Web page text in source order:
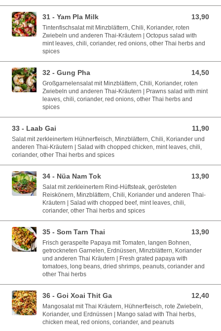
31 - Yam Pla Milk 13,90
13,90 EUR
Tintenfischsalat mit Minzblättern, Chili, Koriander, roten
Zwiebeln und anderen Thai-Kräutern | Octopus salad with
mint leaves, chili, coriander, red onions, other Thai herbs and
spices
32 - Gung Pha 14,50
14,50 EUR
Großgarnelensalat mit Minzblättern, Chili, Koriander, roten
Zwiebeln und anderen Thai-Kräutern | Prawns salad with mint
leaves, chili, coriander, red onions, other Thai herbs and
spices
33 - Laab Gai 11,90
11,90 EUR
Salat mit zerkleinertem Hühnerfleisch, Minzblättern, Chili, Koriander und
anderen Thai-Kräutern | Salad with chopped chicken, mint leaves, chili,
coriander, other Thai herbs and spices
34 - Nüa Nam Tok 13,90
13,90 EUR
Salat mit zerkleinertem Rind-Hüftsteak, gerösteten
Reiskönern, Minzblättern, Chili, Koriander und anderen Thai-
Kräutern | Salad with chopped beef, mint leaves, chili,
coriander, other Thai herbs and spices
35 - Som Tarn Thai 13,90
13,90 EUR
Frisch geraspelte Papaya mit Tomaten, langen Bohnen,
getrockneten Garnelen, Erdnüssen, Minzblättern, Koriander
und anderen Thai Kräutern | Fresh grated papaya with
tomatoes, long beans, dried shrimps, peanuts, coriander and
other Thai herbs
36 - Goi Xoai Thit Ga 12,40
12,40 EUR
Mangosalat mit Thai Kräutern, Hühnerfleisch, rote Zwiebeln,
Koriander, und Erdnüssen | Mango salad with Thai herbs,
chicken meat, red onions, coriander, and peanuts